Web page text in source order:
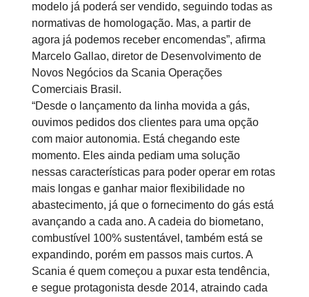
modelo já poderá ser vendido, seguindo todas as
normativas de homologação. Mas, a partir de
agora já podemos receber encomendas”, afirma
Marcelo Gallao, diretor de Desenvolvimento de
Novos Negócios da Scania Operações
Comerciais Brasil.
“Desde o lançamento da linha movida a gás,
ouvimos pedidos dos clientes para uma opção
com maior autonomia. Está chegando este
momento. Eles ainda pediam uma solução
nessas características para poder operar em rotas
mais longas e ganhar maior flexibilidade no
abastecimento, já que o fornecimento do gás está
avançando a cada ano. A cadeia do biometano,
combustível 100% sustentável, também está se
expandindo, porém em passos mais curtos. A
Scania é quem começou a puxar esta tendência,
e segue protagonista desde 2014, atraindo cada